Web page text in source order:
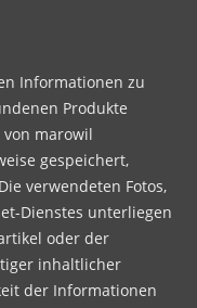
Informationen zu
Produkte
marowil
gespeichert,
verwendeten Fotos,
Dienstes unterliegen
oder der
inhaltlicher
der Informationen